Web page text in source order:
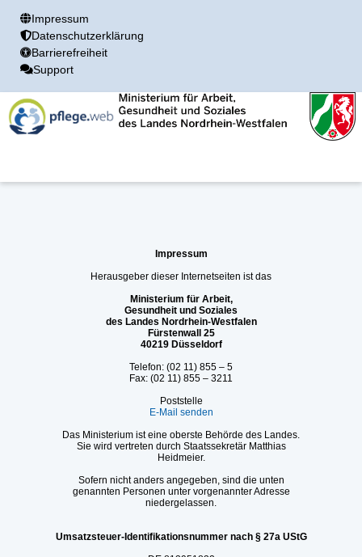
Impressum
Datenschutzerklärung
Barrierefreiheit
Support
Impressum
Herausgeber dieser Internetseiten ist das
Ministerium für Arbeit,
Gesundheit und Soziales
des Landes Nordrhein-Westfalen
Fürstenwall 25
40219 Düsseldorf
Telefon: (02 11) 855 – 5
Fax: (02 11) 855 – 3211
Poststelle
E-Mail senden
Das Ministerium ist eine oberste Behörde des Landes.
Sie wird vertreten durch Staatssekretär Matthias
Heidmeier.
Sofern nicht anders angegeben, sind die unten
genannten Personen unter vorgenannter Adresse
niedergelassen.
Umsatzsteuer-Identifikationsnummer nach § 27a UStG